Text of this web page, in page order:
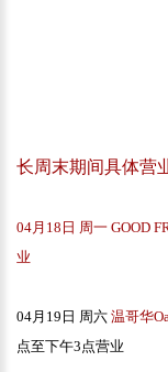
长周末期间具体营
04月18日 周一 GOOD
业
04月19日 周六 温哥华
点至下午3点营业